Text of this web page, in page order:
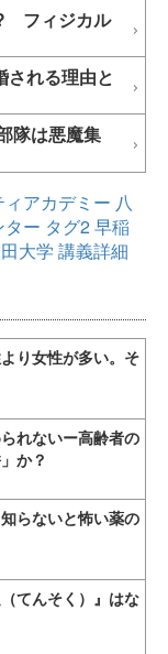
フィジカル
される理由と
隊は悪魔集
アカデミー 八
ー タグ2早稲
大学 講義詳細
り女性が多い。そ
れないー高齢者の
か？
らないと怖い薬の
てんそく）』はな